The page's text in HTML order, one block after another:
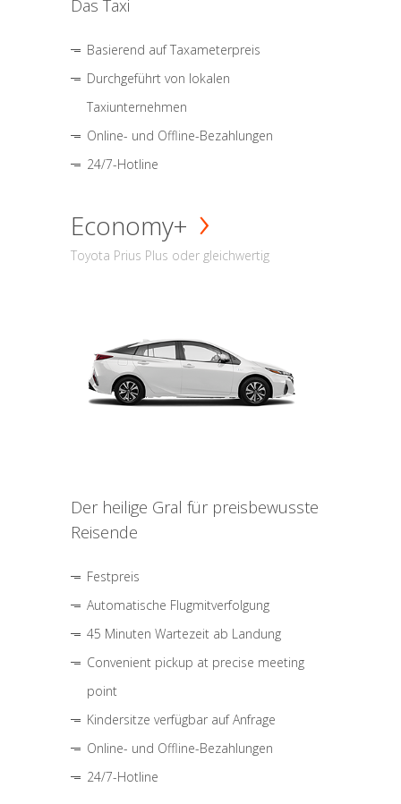
Das Taxi
Basierend auf Taxameterpreis
Durchgeführt von lokalen
Taxiunternehmen
Online- und Offline-Bezahlungen
24/7-Hotline
Economy+
Toyota Prius Plus oder gleichwertig
Der heilige Gral für preisbewusste
Reisende
Festpreis
Automatische Flugmitverfolgung
45 Minuten Wartezeit ab Landung
Convenient pickup at precise meeting
point
Kindersitze verfügbar auf Anfrage
Online- und Offline-Bezahlungen
24/7-Hotline